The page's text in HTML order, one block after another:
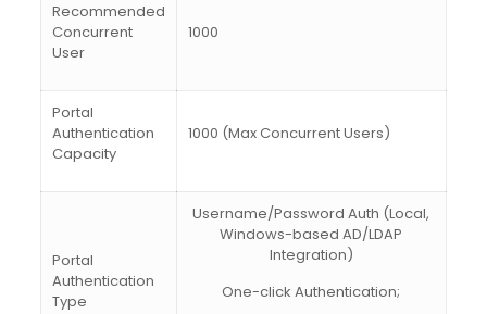
Recommended
Concurrent
User
1000
Portal
Authentication
Capacity
1000 (Max Concurrent Users)
Portal
Authentication
Type
Username/Password Auth (Local,
Windows-based AD/LDAP
Integration)
One-click Authentication;